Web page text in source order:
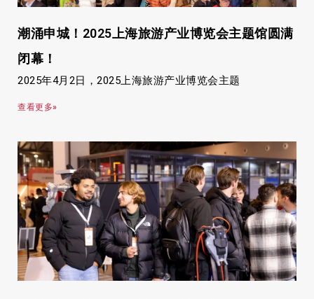
潮涌申城！2025上海旅游产业博览会主题馆圆满
闭幕！
2025年4月2日，2025上海旅游产业博览会主题
查看更多»